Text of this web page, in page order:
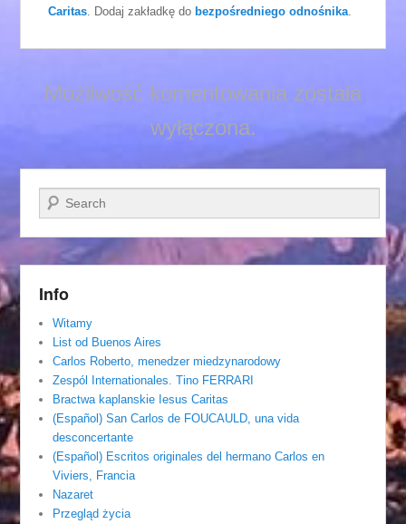
Caritas . Dodaj zakładkę do bezpośredniego odnośnika
Możliwość komentowania została
wyłączona.
Szukaj
Info
Witamy
List od Buenos Aires
Carlos Roberto, menedzer miedzynarodowy
Zespól Internationales. Tino FERRARI
Bractwa kaplanskie Iesus Caritas
(Español) San Carlos de FOUCAULD, una vida
desconcertante
(Español) Escritos originales del hermano Carlos en
Viviers, Francia
Nazaret
Przegląd życia